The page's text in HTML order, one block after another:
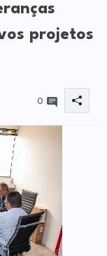
projetos
0